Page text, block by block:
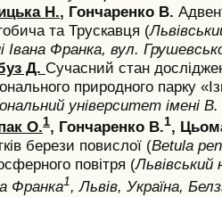
Н., Гончаренко В.
та Трускавця (
Івана Франка, вул.
Д. Сучасний стан
природного парку
університет імені
О.1, Гончаренко В.1,
берези повислої (Betula
повітря (Львівський
Франка1, Львів, Україна,